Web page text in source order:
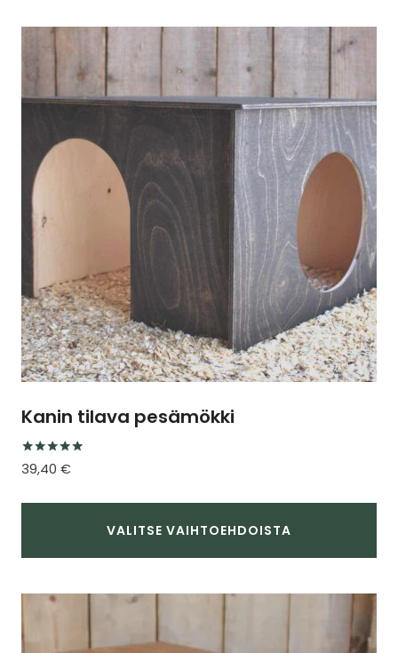
tuotteella
useampi
muunnelma.
tehdä
valinnat
tuotteen
sivulla.
Kanin tilava pesämökki
Arvostelu
tuotteesta:
/ 5
39,40 €
VALITSE VAIHTOEHDOISTA
tuotteella
useampi